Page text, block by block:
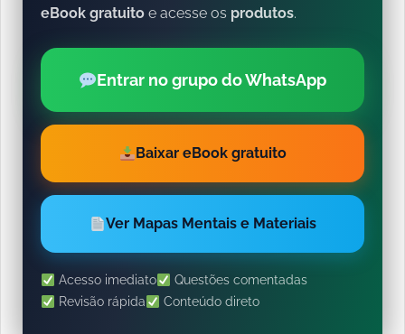
eBook gratuito e acesse os produtos.
Entrar no grupo do WhatsApp
Baixar eBook gratuito
Ver Mapas Mentais e Materiais
Acesso imediato
Questões comentadas
Revisão rápida
Conteúdo direto